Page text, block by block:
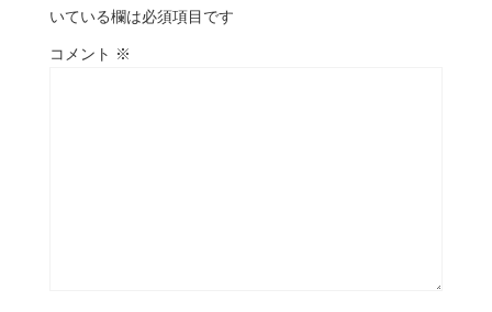
いている欄は必須項目です
コメント ※